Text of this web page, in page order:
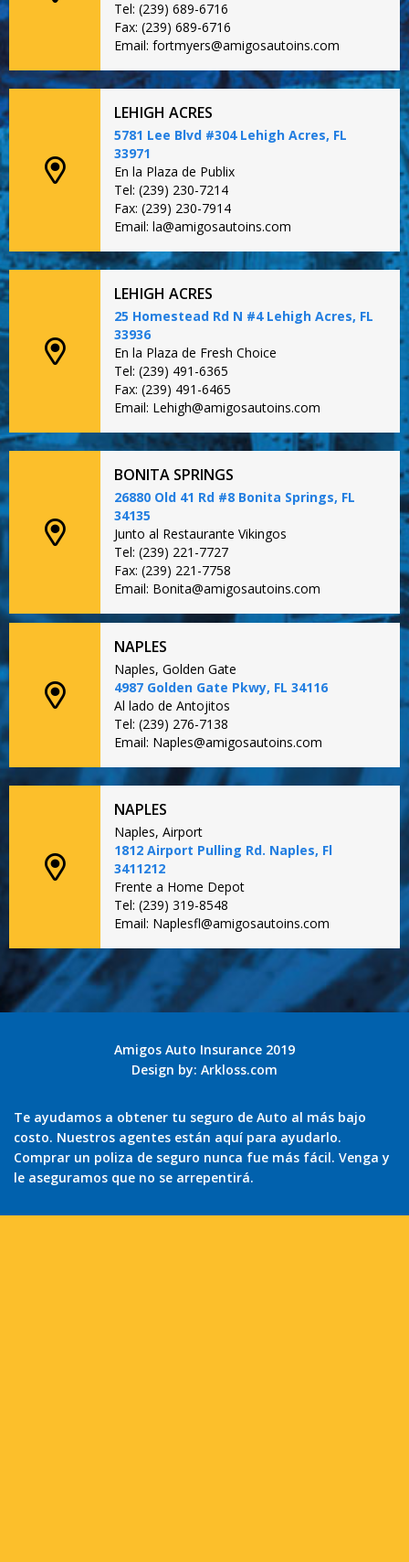
Tel: (239) 689-6716
Fax: (239) 689-6716
Email: fortmyers@amigosautoins.com
LEHIGH ACRES
5781 Lee Blvd #304 Lehigh Acres, FL
33971
En la Plaza de Publix
Tel: (239) 230-7214
Fax: (239) 230-7914
Email: la@amigosautoins.com
LEHIGH ACRES
25 Homestead Rd N #4 Lehigh Acres, FL
33936
En la Plaza de Fresh Choice
Tel: (239) 491-6365
Fax: (239) 491-6465
Email: Lehigh@amigosautoins.com
BONITA SPRINGS
26880 Old 41 Rd #8 Bonita Springs, FL
34135
Junto al Restaurante Vikingos
Tel: (239) 221-7727
Fax: (239) 221-7758
Email: Bonita@amigosautoins.com
NAPLES
Naples, Golden Gate
4987 Golden Gate Pkwy, FL 34116
Al lado de Antojitos
Tel: (239) 276-7138
Email: Naples@amigosautoins.com
NAPLES
Naples, Airport
1812 Airport Pulling Rd. Naples, Fl
3411212
Frente a Home Depot
Tel: (239) 319-8548
Email: Naplesfl@amigosautoins.com
Amigos Auto Insurance 2019
Design by: Arkloss.com
Te ayudamos a obtener tu seguro de Auto al más bajo
costo. Nuestros agentes están aquí para ayudarlo.
Comprar un poliza de seguro nunca fue más fácil. Venga y
le aseguramos que no se arrepentirá.